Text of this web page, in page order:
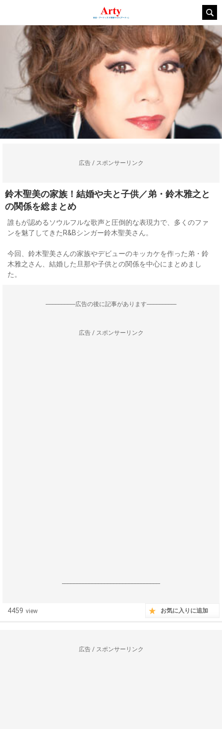
広告 / スポンサーリンク
鈴木聖美の家族！結婚や夫と子供／弟・鈴木雅之と
の関係を総まとめ
誰もが認めるソウルフルな歌声と圧倒的な表現力で、多くのファ
ンを魅了してきたR&Bシンガー鈴木聖美さん。
今回、鈴木聖美さんの家族やデビューのキッカケを作った弟・鈴
木雅之さん、結婚した旦那や子供との関係を中心にまとめまし
た。
--------------------広告の後に記事があります--------------------
広告 / スポンサーリンク
------------------------------------------------------------------
4459 view お気に入りに追加
広告 / スポンサーリンク